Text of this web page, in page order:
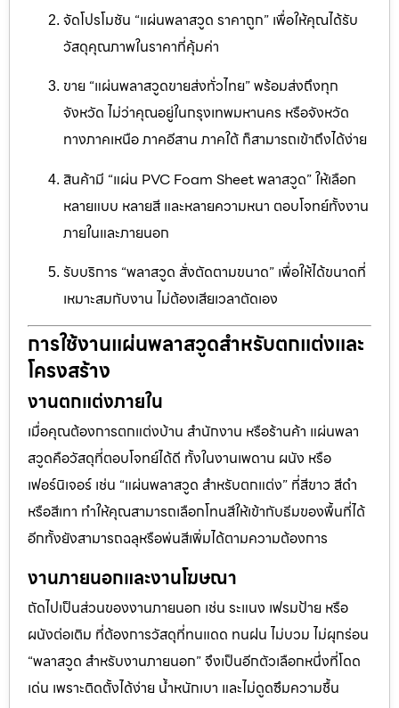
จัดโปรโมชัน “แผ่นพลาสวูด ราคาถูก” เพื่อให้คุณได้รับ
วัสดุคุณภาพในราคาที่คุ้มค่า
ขาย “แผ่นพลาสวูดขายส่งทั่วไทย” พร้อมส่งถึงทุก
จังหวัด ไม่ว่าคุณอยู่ในกรุงเทพมหานคร หรือจังหวัด
ทางภาคเหนือ ภาคอีสาน ภาคใต้ ก็สามารถเข้าถึงได้ง่าย
สินค้ามี “แผ่น PVC Foam Sheet พลาสวูด” ให้เลือก
หลายแบบ หลายสี และหลายความหนา ตอบโจทย์ทั้งงาน
ภายในและภายนอก
รับบริการ “พลาสวูด สั่งตัดตามขนาด” เพื่อให้ได้ขนาดที่
เหมาะสมกับงาน ไม่ต้องเสียเวลาตัดเอง
การใช้งานแผ่นพลาสวูดสำหรับตกแต่งและ
โครงสร้าง
งานตกแต่งภายใน
เมื่อคุณต้องการตกแต่งบ้าน สำนักงาน หรือร้านค้า แผ่นพลา
สวูดคือวัสดุที่ตอบโจทย์ได้ดี ทั้งในงานเพดาน ผนัง หรือ
เฟอร์นิเจอร์ เช่น “แผ่นพลาสวูด สำหรับตกแต่ง” ที่สีขาว สีดำ
หรือสีเทา ทำให้คุณสามารถเลือกโทนสีให้เข้ากับธีมของพื้นที่ได้
อีกทั้งยังสามารถฉลุหรือพ่นสีเพิ่มได้ตามความต้องการ
งานภายนอกและงานโฆษณา
ถัดไปเป็นส่วนของงานภายนอก เช่น ระแนง เฟรมป้าย หรือ
ผนังต่อเติม ที่ต้องการวัสดุที่ทนแดด ทนฝน ไม่บวม ไม่ผุกร่อน
“พลาสวูด สำหรับงานภายนอก” จึงเป็นอีกตัวเลือกหนึ่งที่โดด
เด่น เพราะติดตั้งได้ง่าย น้ำหนักเบา และไม่ดูดซึมความชื้น